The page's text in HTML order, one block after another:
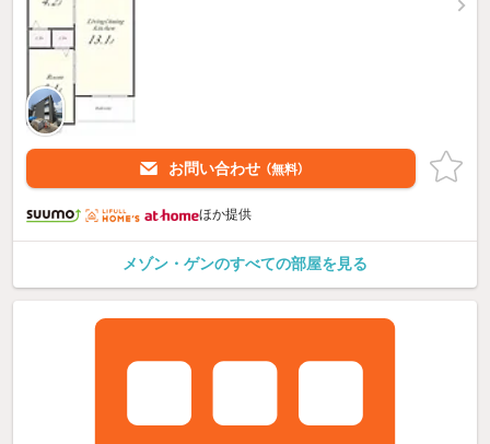
お問い合わせ （無料）
ほか提供
メゾン・ゲンのすべての部屋を見る